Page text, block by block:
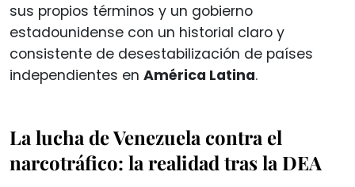
sus propios términos y un gobierno
estadounidense con un historial claro y
consistente de desestabilización de países
independientes en América Latina.
La lucha de Venezuela contra el
narcotráfico: la realidad tras la DEA